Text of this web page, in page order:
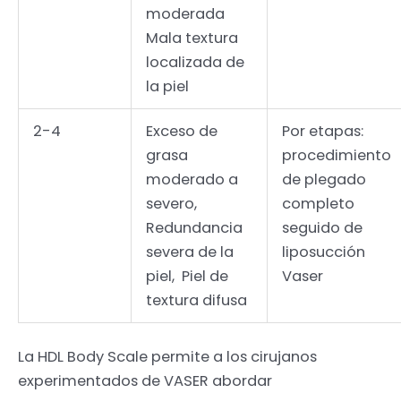
moderada
Mala textura
localizada de
la piel
2-4
Exceso de
grasa
moderado a
severo,
Redundancia
severa de la
piel, Piel de
textura difusa
Por etapas:
procedimiento
de plegado
completo
seguido de
liposucción
Vaser
La HDL Body Scale permite a los cirujanos
experimentados de VASER abordar